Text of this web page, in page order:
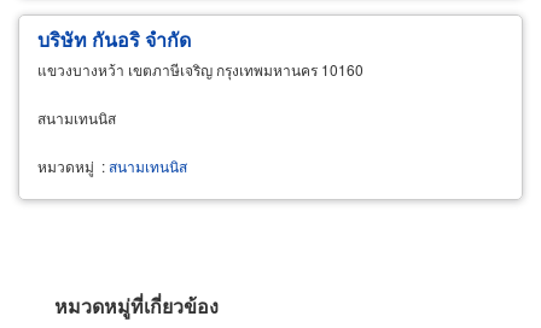
บริษัท กันอริ จำกัด
แขวงบางหว้า เขตภาษีเจริญ กรุงเทพมหานคร 10160
สนามเทนนิส
หมวดหมู่ :สนามเทนนิส
หมวดหมู่ที่เกี่ยวข้อง